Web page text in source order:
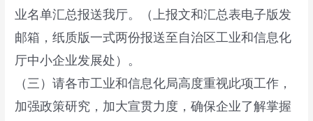
业名单汇总报送我厅。（上报文和汇总表电子版发
邮箱，纸质版一式两份报送至自治区工业和信息化
厅中小企业发展处）。
（三）请各市工业和信息化局高度重视此项工作，
加强政策研究，加大宣贯力度，确保企业了解掌握